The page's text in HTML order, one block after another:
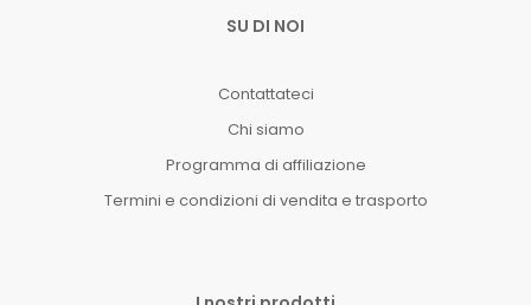
SU DI NOI
Contattateci
Chi siamo
Programma di affiliazione
Termini e condizioni di vendita e trasporto